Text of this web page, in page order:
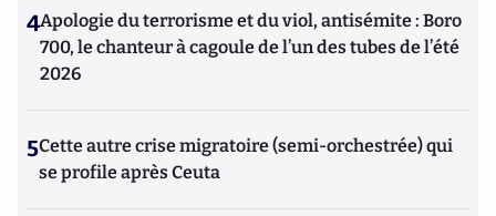
4Apologie du terrorisme et du viol, antisémite : Boro
700, le chanteur à cagoule de l’un des tubes de l’été
2026
5Cette autre crise migratoire (semi-orchestrée) qui
se profile après Ceuta